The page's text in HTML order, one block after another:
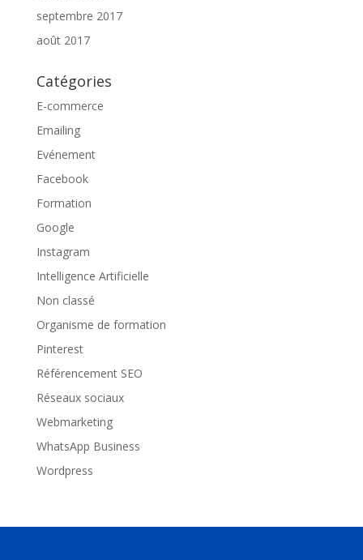
septembre 2017
août 2017
Catégories
E-commerce
Emailing
Evénement
Facebook
Formation
Google
Instagram
Intelligence Artificielle
Non classé
Organisme de formation
Pinterest
Référencement SEO
Réseaux sociaux
Webmarketing
WhatsApp Business
Wordpress